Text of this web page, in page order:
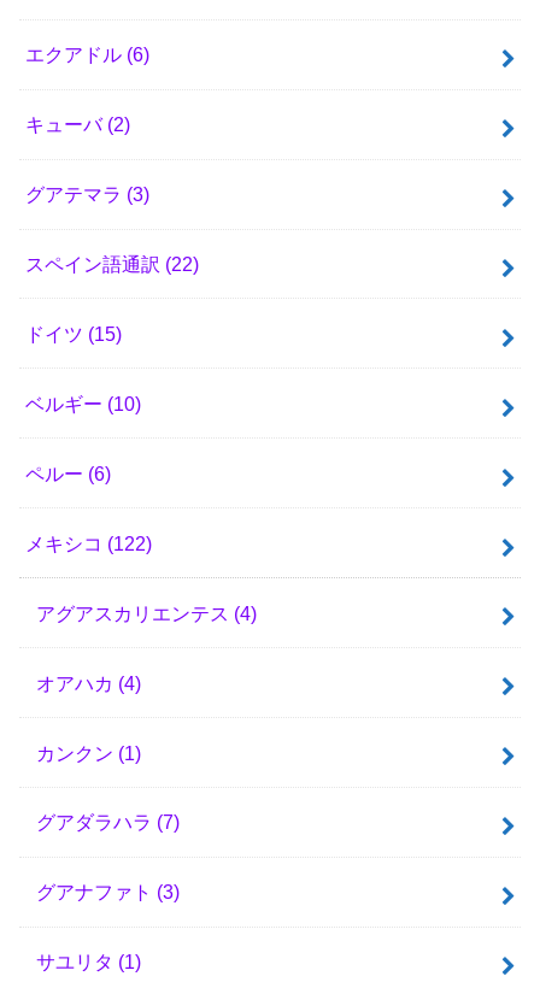
エクアドル (6)
キューバ (2)
グアテマラ (3)
スペイン語通訳 (22)
ドイツ (15)
ベルギー (10)
ペルー (6)
メキシコ (122)
アグアスカリエンテス (4)
オアハカ (4)
カンクン (1)
グアダラハラ (7)
グアナファト (3)
サユリタ (1)